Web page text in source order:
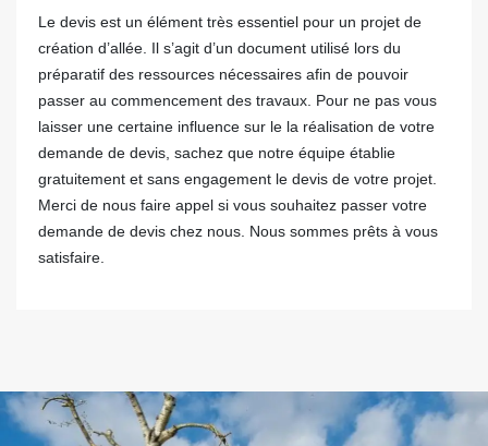
Le devis est un élément très essentiel pour un projet de
création d’allée. Il s’agit d’un document utilisé lors du
préparatif des ressources nécessaires afin de pouvoir
passer au commencement des travaux. Pour ne pas vous
laisser une certaine influence sur le la réalisation de votre
demande de devis, sachez que notre équipe établie
gratuitement et sans engagement le devis de votre projet.
Merci de nous faire appel si vous souhaitez passer votre
demande de devis chez nous. Nous sommes prêts à vous
satisfaire.